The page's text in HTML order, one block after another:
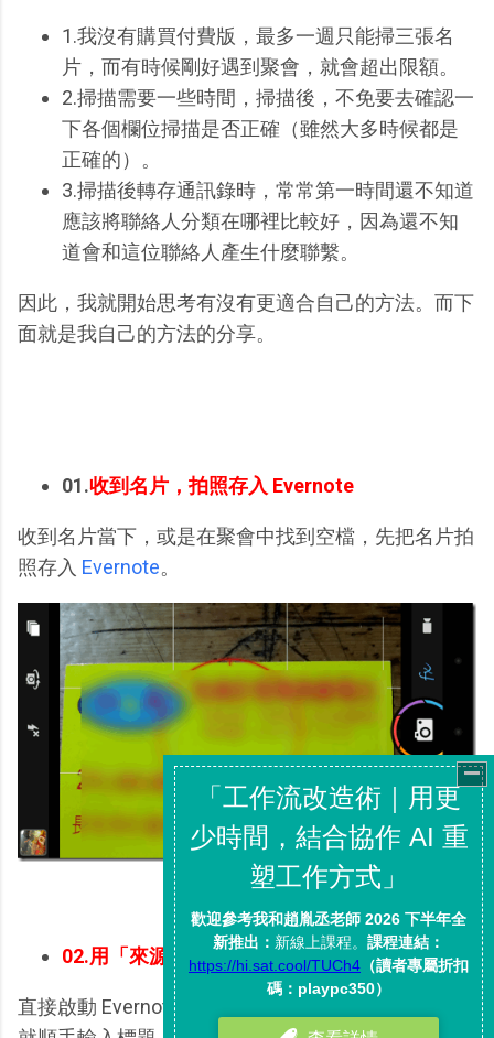
1.我沒有購買付費版，最多一週只能掃三張名
片，而有時候剛好遇到聚會，就會超出限額。
2.掃描需要一些時間，掃描後，不免要去確認一
下各個欄位掃描是否正確（雖然大多時候都是
正確的）。
3.掃描後轉存通訊錄時，常常第一時間還不知道
應該將聯絡人分類在哪裡比較好，因為還不知
道會和這位聯絡人產生什麼聯繫。
因此，我就開始思考有沒有更適合自己的方法。而下
面就是我自己的方法的分享。
01.收到名片，拍照存入 Evernote
收到名片當下，或是在聚會中找到空檔，先把名片拍
照存入 Evernote。
02.用「來源」當做名片筆記標題
直接啟動 Evernote 的拍照筆記，那麼拍好名片後，